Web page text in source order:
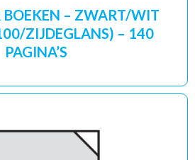
BOEKEN – ZWART/WIT
ZIJDEGLANS) – 140
PAGINA’S